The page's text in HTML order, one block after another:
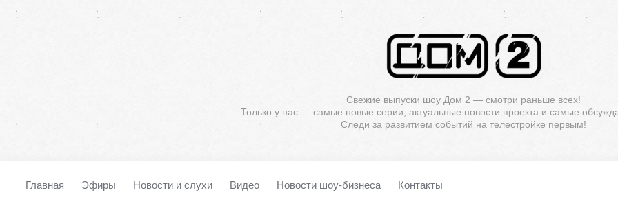
Свежие выпуски шоу Дом 2 — смотри раньше всех!
Только у нас — самые новые серии, актуальные новости проекта и самые
Следи за развитием событий на телестройке первым!
Главная Эфиры Новости и слухи Видео Новости шоу-бизнеса Контакты